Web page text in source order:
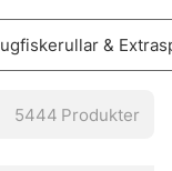
Därför
och nybörjare
RIO, Loop,
&
5444 Produkter